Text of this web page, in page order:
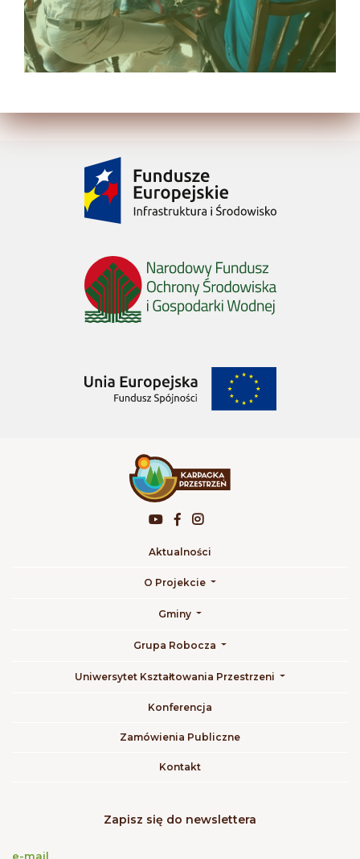
Aktualności
O Projekcie
Gminy
Grupa Robocza
Uniwersytet Kształtowania Przestrzeni
Konferencja
Zamówienia Publiczne
Kontakt
Zapisz się do newslettera
e-mail